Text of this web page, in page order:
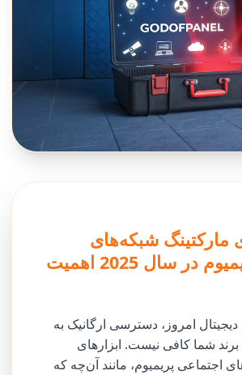
مارکتینگ شبکه‌های
اجتماعی پریمیوم در سال 2025 اهمیت
امروز، دسترسی ارگانیک به
برند شما کافی نیست. ابزارهای
اجتماعی پریمیوم، مانند آن‌چه که